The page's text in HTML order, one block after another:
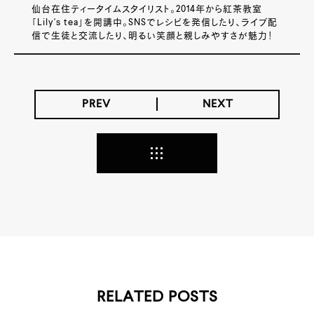
仙台在住ティータイムスタイリスト。2014年から紅茶教室
「Lily'ｓ tea」を開講中。SNSでレシピを発信したり、ライブ配
信で生徒と交流したり、明るい笑顔と親しみやすさが魅力！
PREV NEXT
RELATED POSTS